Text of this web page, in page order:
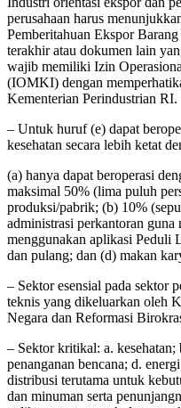
perusahaan harus
Pemberitahuan Ekspor
terakhir atau dokumen lain
wajib memiliki Izin
(IOMKI) dengan
Kementerian Perindustrian RI.
– Untuk huruf (e) dapat
kesehatan secara lebih ketat
(a) hanya dapat beroperasi
maksimal 50% (lima puluh
produksi/pabrik; (b) 10%
administrasi perkantoran
menggunakan aplikasi Peduli
dan pulang; dan (d) makan
– Sektor esensial pada sektor
teknis yang dikeluarkan oleh
Negara dan Reformasi
– Sektor kritikal: a. kesehatan;
penanganan bencana; d.
distribusi terutama untuk
dan minuman serta